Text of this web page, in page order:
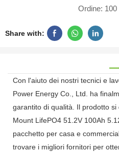
Ordine: 100
Share with:
Con l'aiuto dei nostri tecnici e
Power Energy Co., Ltd. ha
garantito di qualità. Il prodotto
Mount LifePO4 51.2V 100Ah
pacchetto per casa e
trovare i migliori fornitori per